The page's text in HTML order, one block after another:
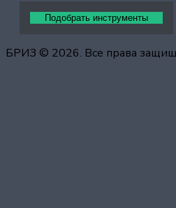
БРИЗ © 2026. Все права